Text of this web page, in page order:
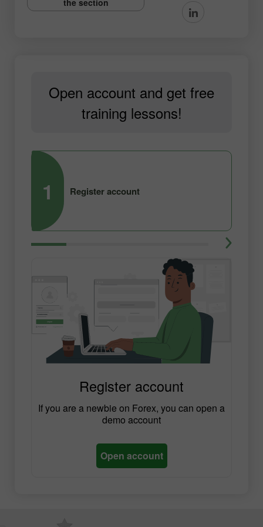
Open account and get free
training lessons!
1 Register account
Register account
If you are a newbie on Forex, you can open a
demo account
Open account